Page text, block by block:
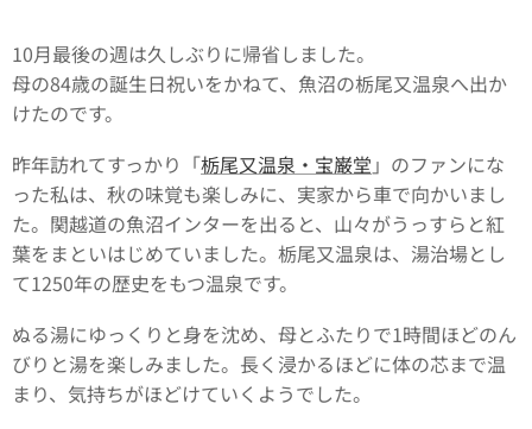
10月最後の週は久しぶりに帰省しました。
母の84歳の誕生日祝いをかねて、魚沼の栃尾又温泉へ出か
けたのです。
昨年訪れてすっかり「栃尾又温泉・宝巌堂 」のファンにな
った私は、秋の味覚も楽しみに、実家から車で向かいまし
た。関越道の魚沼インターを出ると、山々がうっすらと紅
葉をまといはじめていました。栃尾又温泉は、湯治場とし
て1250年の歴史をもつ温泉です。
ぬる湯にゆっくりと身を沈め、母とふたりで1時間ほどのん
びりと湯を楽しみました。長く浸かるほどに体の芯まで温
まり、気持ちがほどけていくようでした。